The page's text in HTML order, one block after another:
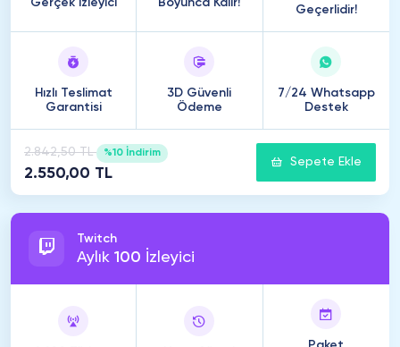
Gerçek İzleyici
Boyunca Kalır!
Geçerlidir!
Hızlı Teslimat
Garantisi
3D Güvenli
Ödeme
7/24 Whatsapp
Destek
2.842,50 TL %10 İndirim
2.550,00 TL
Sepete Ekle
Twitch
Aylık 100 İzleyici